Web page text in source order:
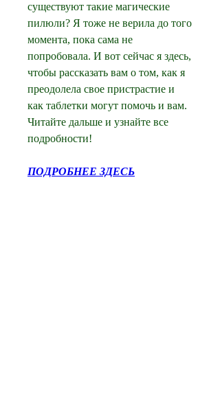
существуют такие магические
пилюли? Я тоже не верила до того
момента, пока сама не
попробовала. И вот сейчас я здесь,
чтобы рассказать вам о том, как я
преодолела свое пристрастие и
как таблетки могут помочь и вам.
Читайте дальше и узнайте все
подробности!
ПОДРОБНЕЕ ЗДЕСЬ